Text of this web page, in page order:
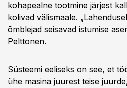
kohapealne tootmine järjest
kolivad välismaale.
õmblejad seisavad istumise
Pelttonen.
Süsteemi eeliseks on see, et
ühe masina juurest teise